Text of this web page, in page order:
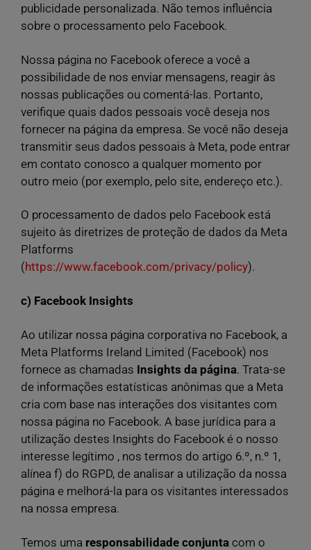
publicidade personalizada. Não temos influência
sobre o processamento pelo Facebook.
Nossa página no Facebook oferece a você a
possibilidade de nos enviar mensagens, reagir às
nossas publicações ou comentá-las. Portanto,
verifique quais dados pessoais você deseja nos
fornecer na página da empresa. Se você não deseja
transmitir seus dados pessoais à Meta, pode entrar
em contato conosco a qualquer momento por
outro meio (por exemplo, pelo site, endereço etc.).
O processamento de dados pelo Facebook está
sujeito às diretrizes de proteção de dados da Meta
Platforms
(https://www.facebook.com/privacy/policy).
c) Facebook Insights
Ao utilizar nossa página corporativa no Facebook, a
Meta Platforms Ireland Limited (Facebook) nos
fornece as chamadas Insights da página. Trata-se
de informações estatísticas anônimas que a Meta
cria com base nas interações dos visitantes com
nossa página no Facebook. A base jurídica para a
utilização destes Insights do Facebook é o nosso
interesse legítimo , nos termos do artigo 6.º, n.º 1,
alínea f) do RGPD, de analisar a utilização da nossa
página e melhorá-la para os visitantes interessados
na nossa empresa.
Temos uma responsabilidade conjunta com o